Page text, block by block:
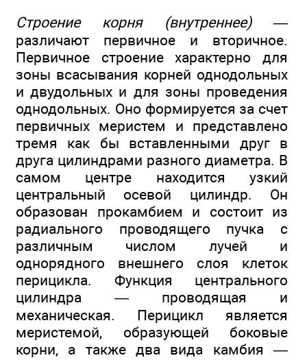
Строение корня (внутреннее)—
различают первичное и вторичное.
Первичное строение характерно для
зоны всасывания корней однодольных
и двудольных и для зоны проведения
однодольных. Оно формируется за счет
первичных меристем и представлено
тремя как бы вставленными друг в
друга цилиндрами разного диаметра. В
самом центре находится узкий
центральный осевой цилиндр. Он
образован прокамбием и состоит из
радиального проводящего пучка с
различным числом лучей и
однорядного внешнего слоя клеток
перицикла. Функция центрального
цилиндра — проводящая и
механическая. Перицикл является
меристемой, образующей боковые
корни, а также два вида камбия —